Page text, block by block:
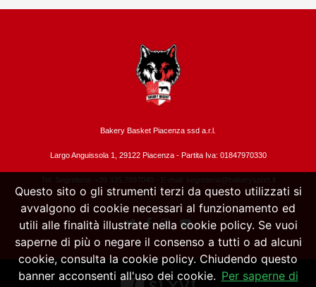
Bakery Basket Piacenza ssd a.r.l.
Largo Anguissola 1, 29122 Piacenza - Partita Iva: 01847970330
Tel. Segreteria: +39 335.7897040 - E-mail: segreteria@bakerysport.it
Questo sito o gli strumenti terzi da questo utilizzati si
avvalgono di cookie necessari al funzionamento ed
utili alle finalità illustrate nella cookie policy. Se vuoi
saperne di più o negare il consenso a tutti o ad alcuni
cookie, consulta la cookie policy. Chiudendo questo
banner acconsenti all'uso dei cookie. Per saperne di